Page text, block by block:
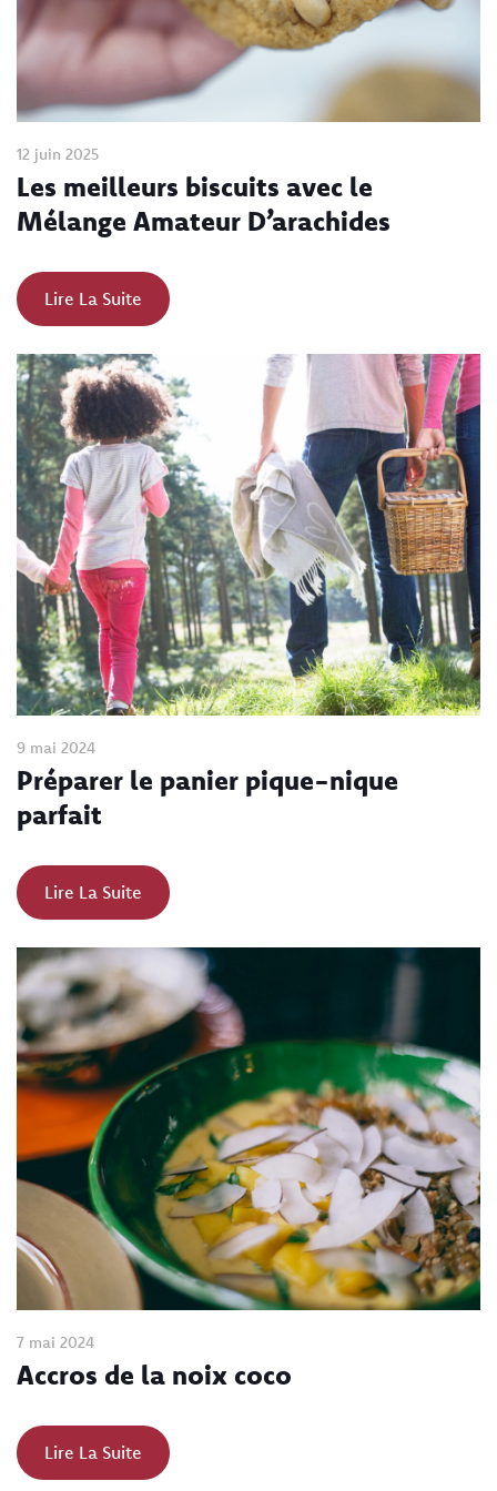
12 juin 2025
Les meilleurs biscuits avec le
Mélange Amateur D’arachides
Lire La Suite
9 mai 2024
Préparer le panier pique-nique
parfait
Lire La Suite
7 mai 2024
Accros de la noix coco
Lire La Suite